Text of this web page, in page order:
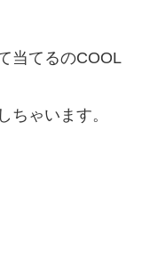
当てるのCOOL
ちゃいます。